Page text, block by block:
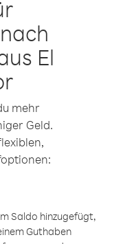
El
mehr
Geld.
Saldo hinzugefügt,
Guthaben